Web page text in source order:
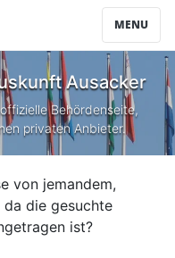
MENU
Ausacker
Behördenseite,
privaten Anbieter.
von jemandem,
die gesuchte
ist?